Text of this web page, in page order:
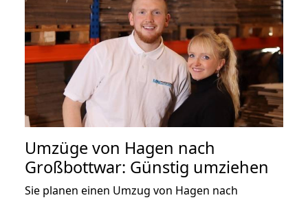
Umzüge von Hagen nach
Großbottwar: Günstig umziehen
Sie planen einen Umzug von Hagen nach